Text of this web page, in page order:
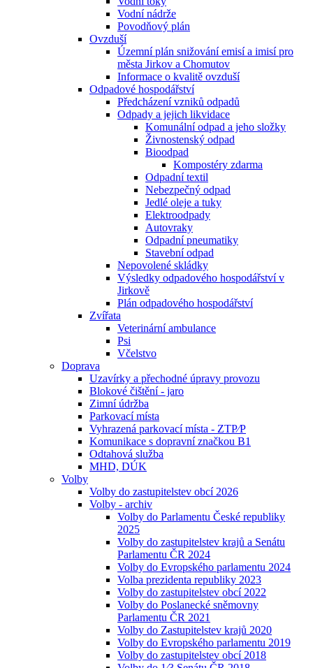
Vodní nádrže
Povodňový plán
Ovzduší
Územní plán snižování emisí a imisí pro
města Jirkov a Chomutov
Informace o kvalitě ovzduší
Odpadové hospodářství
Předcházení vzniků odpadů
Odpady a jejich likvidace
Komunální odpad a jeho složky
Živnostenský odpad
Bioodpad
Kompostéry zdarma
Odpadní textil
Nebezpečný odpad
Jedlé oleje a tuky
Elektroodpady
Autovraky
Odpadní pneumatiky
Stavební odpad
Nepovolené skládky
Výsledky odpadového hospodářství v
Jirkově
Plán odpadového hospodářství
Zvířata
Veterinární ambulance
Psi
Včelstvo
Doprava
Uzavírky a přechodné úpravy provozu
Blokové čištění - jaro
Zimní údržba
Parkovací místa
Vyhrazená parkovací místa - ZTP⁄P
Komunikace s dopravní značkou B1
Odtahová služba
MHD, DÚK
Volby
Volby do zastupitelstev obcí 2026
Volby - archiv
Volby do Parlamentu České republiky
2025
Volby do zastupitelstev krajů a Senátu
Parlamentu ČR 2024
Volby do Evropského parlamentu 2024
Volba prezidenta republiky 2023
Volby do zastupitelstev obcí 2022
Volby do Poslanecké sněmovny
Parlamentu ČR 2021
Volby do Zastupitelstev krajů 2020
Volby do Evropského parlamentu 2019
Volby do zastupitelstev obcí 2018